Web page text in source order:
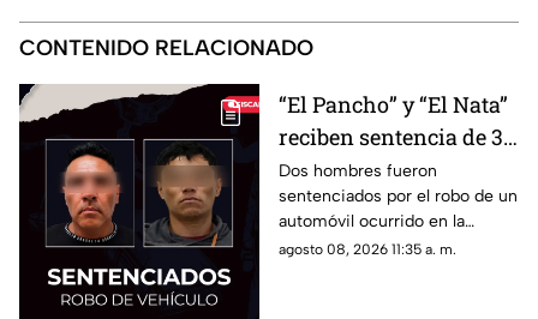
CONTENIDO RELACIONADO
“El Pancho” y “El Nata”
reciben sentencia de 3
años por robar un
vehículo en la colonia
Fundadores III
Dos hombres fueron
sentenciados por el robo de un
automóvil ocurrido en la
colonia Fundadores III; ambos
agosto 08, 2026 11:35 a. m.